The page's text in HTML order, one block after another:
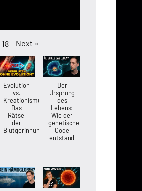
18 Next »
Evolution
vs.
Kreationismus:
Das
Rätsel
der
Blutgerinnung
Der
Ursprung
des
Lebens:
Wie der
genetische
Code
entstand